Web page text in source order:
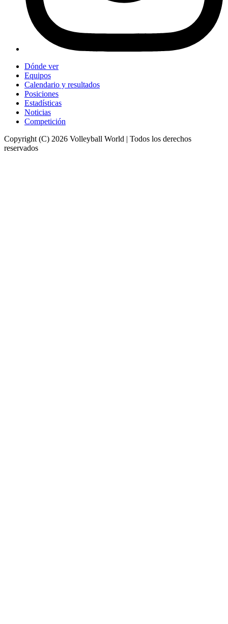
Dónde ver
Equipos
Calendario y resultados
Posiciones
Estadísticas
Noticias
Competición
Copyright (C) 2026 Volleyball World | Todos los derechos
reservados